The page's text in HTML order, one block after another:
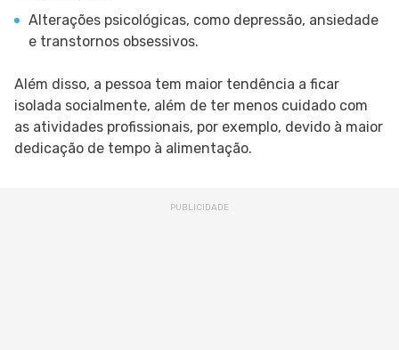
Alterações psicológicas, como depressão, ansiedade
e transtornos obsessivos.
Além disso, a pessoa tem maior tendência a ficar
isolada socialmente, além de ter menos cuidado com
as atividades profissionais, por exemplo, devido à maior
dedicação de tempo à alimentação.